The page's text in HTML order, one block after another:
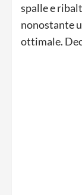
spalle e
nonostante
ottimale.